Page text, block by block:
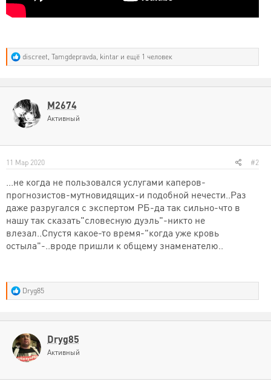
Р
е
и
и
:
discreet, Tamgdepravda, kintar и ещё 1 человек
M2674
Активный
11 Мар 2020 #2
...не когда не пользовался услугами каперов-
прогнозистов-мутновидящих-и подобной нечести..Раз
даже разругался с экспертом РБ-да так сильно-что в
нашу так сказать"словесную дуэль"-никто не
влезал..Спустя какое-то время-"когда уже кровь
остыла"-..вроде пришли к общему знаменателю..
Р
е
и
и
:
Dryg85
Dryg85
Активный